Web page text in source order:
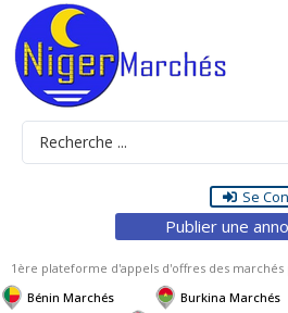
Se
Publier une
1ère plateforme d'appels d'offres des
Bénin Marchés
Burkina Marchés